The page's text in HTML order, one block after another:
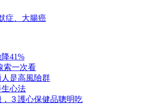
症、大腸癌
41%
索一次看
是高風險群
心法
３護心保健品聰明吃